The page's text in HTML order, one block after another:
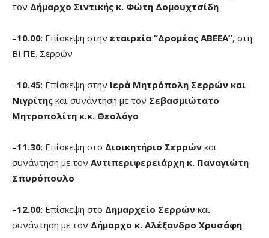
τον Δήμαρχο Σιντικής κ. Φώτη Δομουχτσίδη
–10.00: Επίσκεψη στην εταιρεία “Δρομέας ΑΒΕΕΑ”, στη
ΒΙ.ΠΕ. Σερρών
–10.45: Επίσκεψη στην Ιερά Μητρόπολη Σερρών και
Νιγρίτης και συνάντηση με τον Σεβασμιώτατο
Μητροπολίτη κ.κ. Θεολόγο
–11.30: Επίσκεψη στο Διοικητήριο Σερρών και
συνάντηση με τον Αντιπεριφερειάρχη κ. Παναγιώτη
Σπυρόπουλο
–12.00: Επίσκεψη στο Δημαρχείο Σερρών και
συνάντηση με τον Δήμαρχο κ. Αλέξανδρο Χρυσάφη